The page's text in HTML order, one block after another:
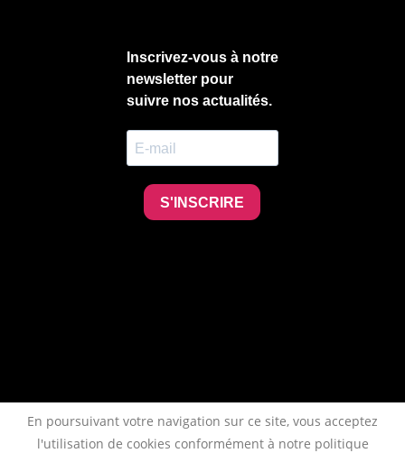
En poursuivant votre navigation sur ce site, vous acceptez
l'utilisation de cookies conformément à notre politique